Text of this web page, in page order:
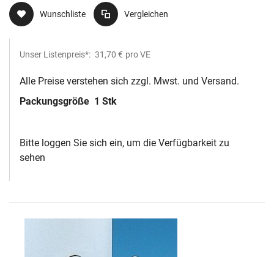
Wunschliste Vergleichen
Unser Listenpreis*: 31,70 € pro VE
Alle Preise verstehen sich zzgl. Mwst. und Versand.
Packungsgröße 1 Stk
Bitte loggen Sie sich ein, um die Verfügbarkeit zu
sehen